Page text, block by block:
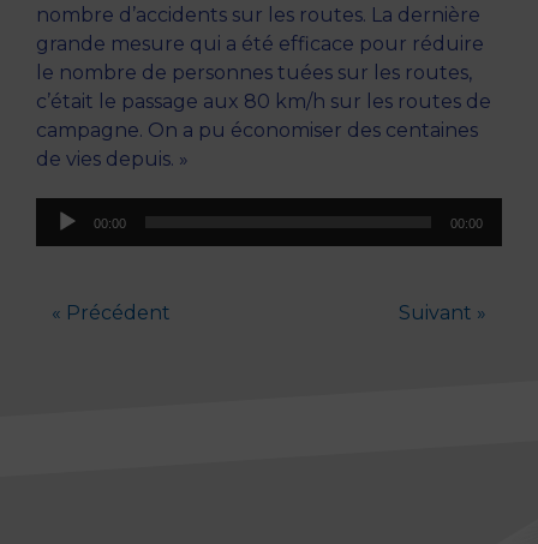
nombre d’accidents sur les routes. La dernière
grande mesure qui a été efficace pour réduire
le nombre de personnes tuées sur les routes,
c’était le passage aux 80 km/h sur les routes de
campagne. On a pu économiser des centaines
de vies depuis. »
Lecteur
00:00 00:00
« Précédent Suivant »